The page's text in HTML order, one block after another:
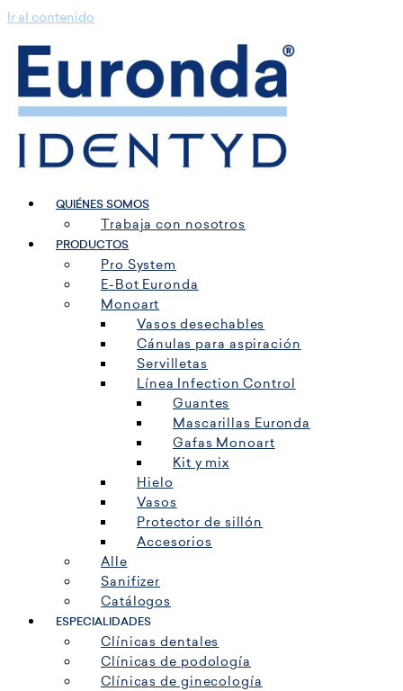
Ir al contenido
QUIÉNES SOMOS
Trabaja con nosotros
PRODUCTOS
Pro System
E-Bot Euronda
Monoart
Vasos desechables
Cánulas para aspiración
Servilletas
Línea Infection Control
Guantes
Mascarillas Euronda
Gafas Monoart
Kit y mix
Hielo
Vasos
Protector de sillón
Accesorios
Alle
Sanifizer
Catálogos
ESPECIALIDADES
Clínicas dentales
Clínicas de podología
Clínicas de ginecología